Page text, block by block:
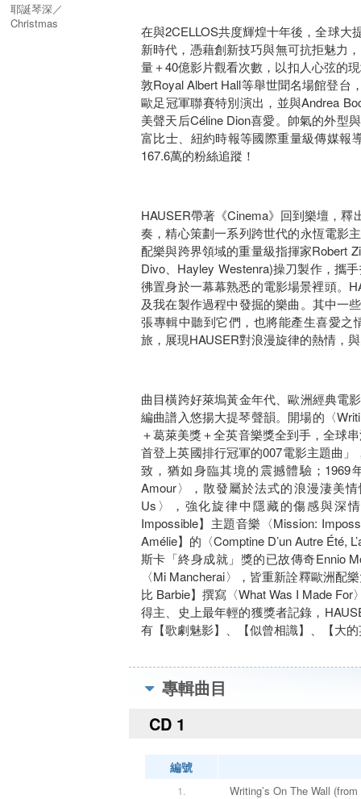
耶誕琴深／
Christmas
在與2CELLOS共度輝煌十年後，全球大
新時代，憑藉創新技巧與無可抗拒魅力
量＋40億影片觀看次數，以扣人心弦的
敦Royal Albert Hall等舉世聞名場館登台
歐足冠軍聯賽特別演出，並與Andrea
美聲天后Céline Dion喜愛。帥氣的外型
富比士、紐約時報等國際重量級傳媒報
167.6萬的粉絲追蹤！
HAUSER帶著《Cinema》回到樂壇，
奏，精心策劃一系列跨世代的永恆電影
配樂與跨界領域的重量級指揮家Robert
Divo、Hayley Westenra)操刀製作，攜
彿置身於一幕幕熟悉的電影場景裡頭。
及我在製作過程中發掘的樂曲。其中一
張專輯中聽到它們，也將能產生喜愛
旅，展現HAUSER對浪漫旋律的熱情，
曲目橫跨好萊塢黃金年代、歐洲經典電
編曲譜入悠揚大提琴聲韻。開場的〈
＋葛萊美獎＋全英音樂獎全到手，全球
首登上英國排行冠軍的007電影主題曲
致，猶如身臨其境的震撼體驗；1969
Amour〉，散發屬於法式的浪漫淒美
Us〉，強化旋律中隱藏的傷感與深
Impossible】主題音樂〈Mission:
Amélie】的〈Comptine D’un Autre Été,
斯卡「終身成就」獎的已故傳奇Ennio
〈Mi Mancherai〉，皆重新詮釋歐洲配
比 Barbie】撰寫〈What Was I Made
得主、史上最年輕的獲獎者記錄，
有【歌劇魅影】、【似曾相識】、【大
專輯曲目
CD 1
編號
1.
Writing’s On The Wall (from